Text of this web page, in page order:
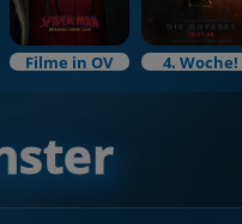
Filme in OV 4. Woche!